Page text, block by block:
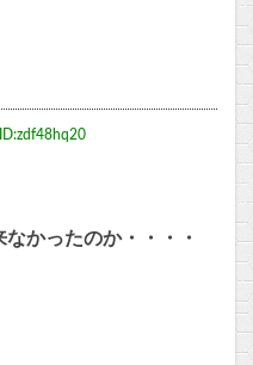
かったのか・・・・